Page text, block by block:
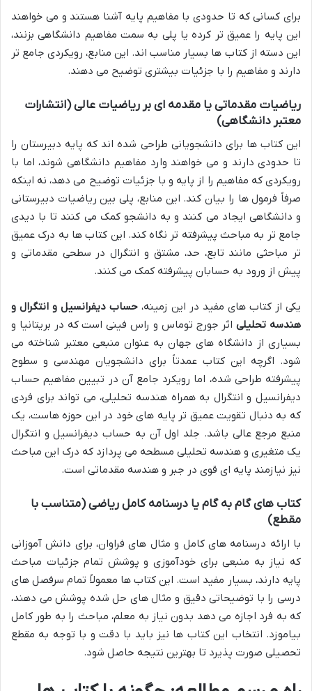
برای کسانی که تا حدودی با مفاهیم پایه آشنا هستند و می خواهند
این پایه را عمیق تر کرده یا پلی به سمت مفاهیم دانشگاهی بزنند،
این دسته از کتاب ها بسیار مناسب اند. این منابع، رویکردی جامع تر
دارند و مفاهیم را با جزئیات بیشتری توضیح می دهند.
ریاضیات مقدماتییا مقدمه ای بر ریاضیات عالی(انتشارات
معتبر دانشگاهی)
این کتاب ها برای دانشجویانی طراحی شده اند که پایه دبیرستان را
تا حدودی دارند و می خواهند وارد مفاهیم دانشگاهی شوند، اما با
رویکردی که مفاهیم را از پایه و با جزئیات توضیح می دهد، نه اینکه
صرفاً فرمول ها را بیان کند. این منابع، پلی بین ریاضیات دبیرستانی
و دانشگاهی ایجاد می کنند و به دانشجو کمک می کنند تا با دیدی
جامع تر به مباحث پیشرفته تر نگاه کند. این کتاب ها به درک عمیق
تر مباحثی مانند تابع، حد، مشتق و انتگرال در سطحی مقدماتی و
پیش از ورود به حسابان پیشرفته کمک می کنند.
یکی از کتاب های مفید در این زمینه، حساب دیفرانسیل و انتگرال و
هندسه تحلیلیاثر جورج توماس و راس فینی است که در بریتانیا و
بسیاری از دانشگاه های جهان به عنوان منبعی معتبر شناخته می
شود. اگرچه این کتاب عمدتاً برای دانشجویان مهندسی و سطوح
پیشرفته طراحی شده، اما رویکرد جامع آن در تبیین مفاهیم حساب
دیفرانسیل و انتگرال به همراه هندسه تحلیلی، می تواند برای فردی
که به دنبال تقویت عمیق تر پایه های خود در این حوزه هاست، یک
منبع مرجع عالی باشد. جلد اول آن به حساب دیفرانسیل و انتگرال
یک متغیری و هندسه تحلیلی مسطحه می پردازد که درک این مباحث
نیز نیازمند پایه ای قوی در جبر و هندسه مقدماتی است.
کتاب هایگام به گامیا درسنامه کاملریاضی (متناسب با
مقطع)
با ارائه درسنامه های کامل و مثال های فراوان، برای دانش آموزانی
که نیاز به منبعی برای خودآموزی و پوشش تمام جزئیات مباحث
پایه دارند، بسیار مفید است. این کتاب ها معمولاً تمام سرفصل های
درسی را با توضیحاتی دقیق و مثال های حل شده پوشش می دهند،
که به فرد اجازه می دهد بدون نیاز به معلم، مباحث را به طور کامل
بیاموزد. انتخاب این کتاب ها نیز باید با دقت و با توجه به مقطع
تحصیلی صورت پذیرد تا بهترین نتیجه حاصل شود.